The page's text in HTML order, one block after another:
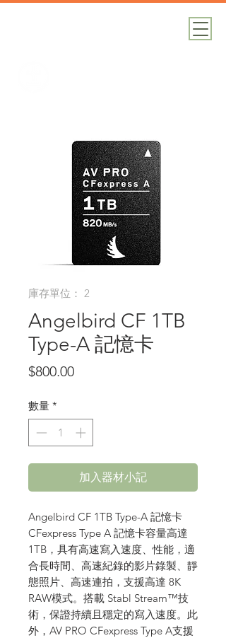
庫存單位： 2
Angelbird CF 1TB
Type-A 記憶卡
$800.00價
數量 *
加入器材小記
Angelbird CF 1TB Type-A 記憶卡
CFexpress Type A 記憶卡容量高達
1TB，具有高速寫入速度、性能，適
合長時間、高速紀錄的影片錄製、靜
態照片、高速連拍，支援高達 8K
RAW模式。搭載 Stabl Stream™技
術，保證持續且穩定的寫入速度。此
外，AV PRO CFexpress Type A支援